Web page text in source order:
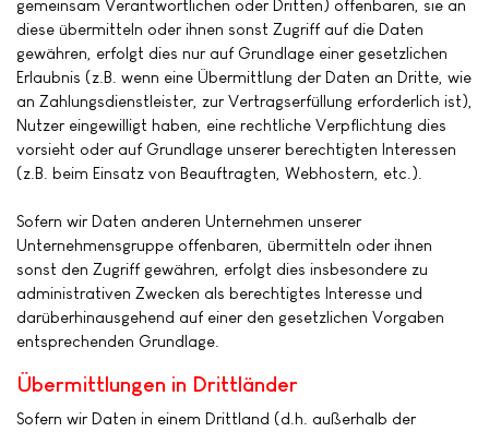
gemeinsam Verantwortlichen oder Dritten) offenbaren, sie an
diese übermitteln oder ihnen sonst Zugriff auf die Daten
gewähren, erfolgt dies nur auf Grundlage einer gesetzlichen
Erlaubnis (z.B. wenn eine Übermittlung der Daten an Dritte, wie
an Zahlungsdienstleister, zur Vertragserfüllung erforderlich ist),
Nutzer eingewilligt haben, eine rechtliche Verpflichtung dies
vorsieht oder auf Grundlage unserer berechtigten Interessen
(z.B. beim Einsatz von Beauftragten, Webhostern, etc.).
Sofern wir Daten anderen Unternehmen unserer
Unternehmensgruppe offenbaren, übermitteln oder ihnen
sonst den Zugriff gewähren, erfolgt dies insbesondere zu
administrativen Zwecken als berechtigtes Interesse und
darüberhinausgehend auf einer den gesetzlichen Vorgaben
entsprechenden Grundlage.
Übermittlungen in Drittländer
Sofern wir Daten in einem Drittland (d.h. außerhalb der